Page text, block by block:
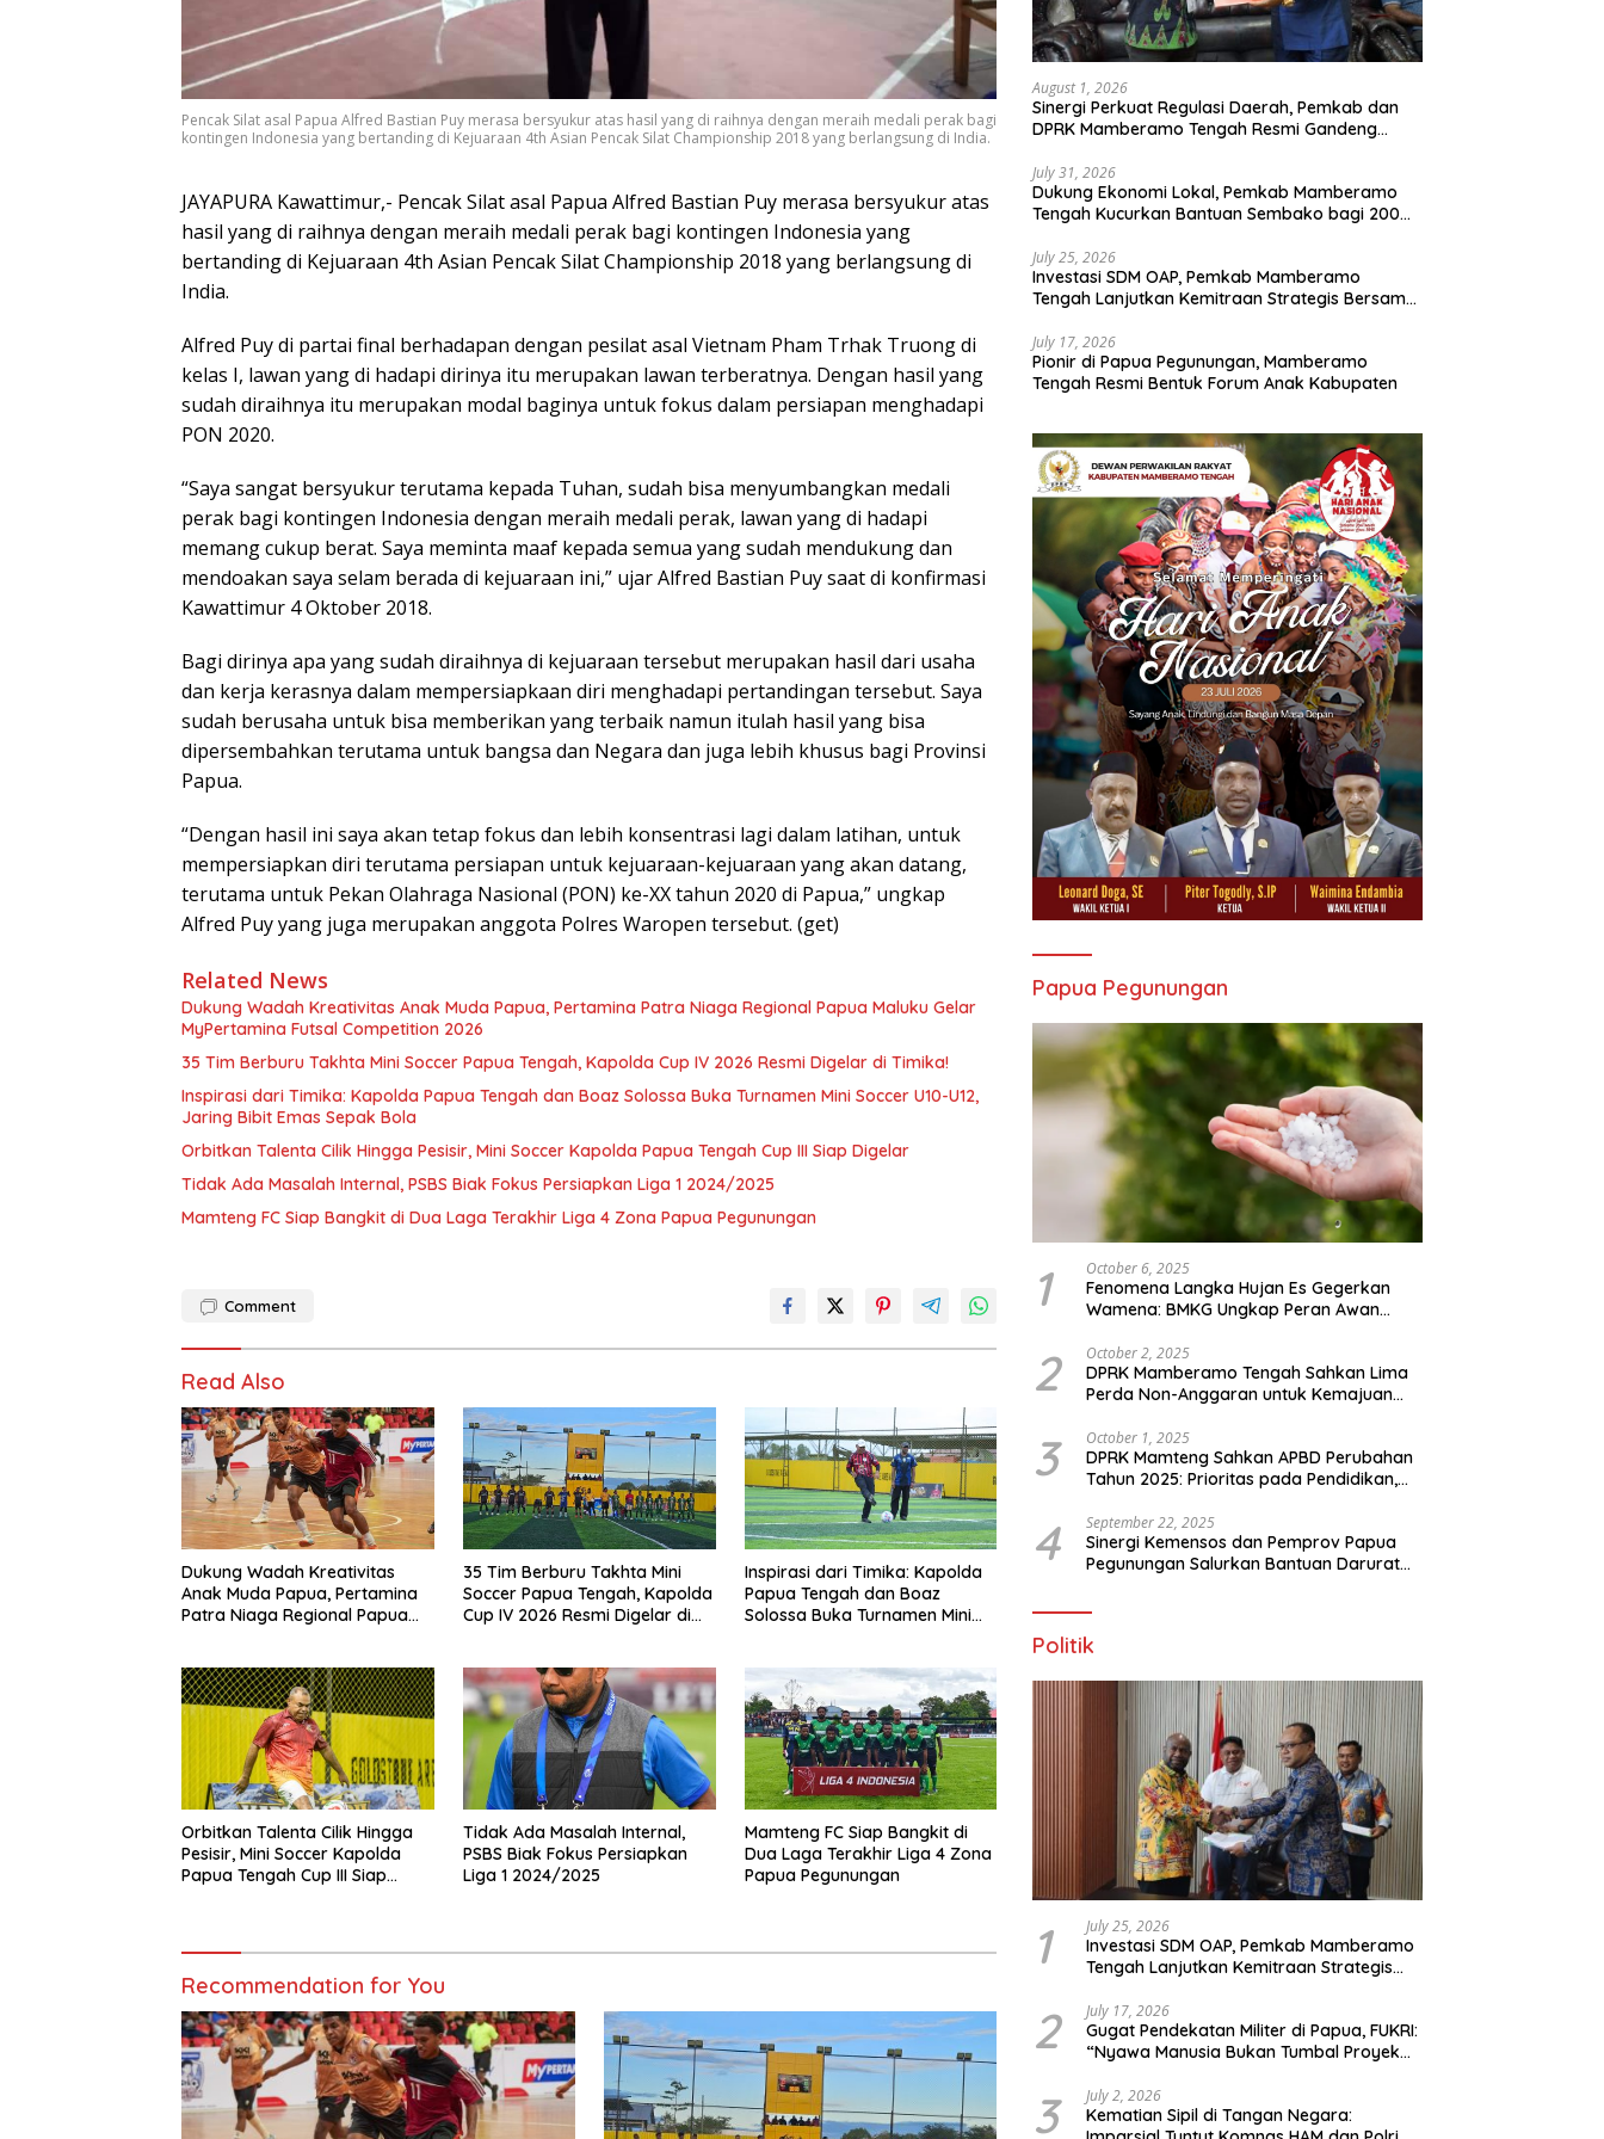
Pencak Silat asal Papua Alfred Bastian Puy merasa bersyukur atas hasil yang di raihnya dengan meraih medali perak bagi
kontingen Indonesia yang bertanding di Kejuaraan 4th Asian Pencak Silat Championship 2018 yang berlangsung di India.
JAYAPURA Kawattimur,- Pencak Silat asal Papua Alfred Bastian Puy merasa bersyukur atas
hasil yang di raihnya dengan meraih medali perak bagi kontingen Indonesia yang
bertanding di Kejuaraan 4th Asian Pencak Silat Championship 2018 yang berlangsung di
India.
Alfred Puy di partai final berhadapan dengan pesilat asal Vietnam Pham Trhak Truong di
kelas I, lawan yang di hadapi dirinya itu merupakan lawan terberatnya. Dengan hasil yang
sudah diraihnya itu merupakan modal baginya untuk fokus dalam persiapan menghadapi
PON 2020.
“Saya sangat bersyukur terutama kepada Tuhan, sudah bisa menyumbangkan medali
perak bagi kontingen Indonesia dengan meraih medali perak, lawan yang di hadapi
memang cukup berat. Saya meminta maaf kepada semua yang sudah mendukung dan
mendoakan saya selam berada di kejuaraan ini,” ujar Alfred Bastian Puy saat di konfirmasi
Kawattimur 4 Oktober 2018.
Bagi dirinya apa yang sudah diraihnya di kejuaraan tersebut merupakan hasil dari usaha
dan kerja kerasnya dalam mempersiapkaan diri menghadapi pertandingan tersebut. Saya
sudah berusaha untuk bisa memberikan yang terbaik namun itulah hasil yang bisa
dipersembahkan terutama untuk bangsa dan Negara dan juga lebih khusus bagi Provinsi
Papua.
“Dengan hasil ini saya akan tetap fokus dan lebih konsentrasi lagi dalam latihan, untuk
mempersiapkan diri terutama persiapan untuk kejuaraan-kejuaraan yang akan datang,
terutama untuk Pekan Olahraga Nasional (PON) ke-XX tahun 2020 di Papua,” ungkap
Alfred Puy yang juga merupakan anggota Polres Waropen tersebut. (get)
Related News
Dukung Wadah Kreativitas Anak Muda Papua, Pertamina Patra Niaga Regional Papua Maluku Gelar
MyPertamina Futsal Competition 2026
35 Tim Berburu Takhta Mini Soccer Papua Tengah, Kapolda Cup IV 2026 Resmi Digelar di Timika!
Inspirasi dari Timika: Kapolda Papua Tengah dan Boaz Solossa Buka Turnamen Mini Soccer U10-U12,
Jaring Bibit Emas Sepak Bola
Orbitkan Talenta Cilik Hingga Pesisir, Mini Soccer Kapolda Papua Tengah Cup III Siap Digelar
Tidak Ada Masalah Internal, PSBS Biak Fokus Persiapkan Liga 1 2024/2025
Mamteng FC Siap Bangkit di Dua Laga Terakhir Liga 4 Zona Papua Pegunungan
Comment
Read Also
Dukung Wadah Kreativitas
Anak Muda Papua, Pertamina
Patra Niaga Regional Papua
35 Tim Berburu Takhta Mini
Soccer Papua Tengah, Kapolda
Cup IV 2026 Resmi Digelar di
Inspirasi dari Timika: Kapolda
Papua Tengah dan Boaz
Solossa Buka Turnamen Mini
Orbitkan Talenta Cilik Hingga
Pesisir, Mini Soccer Kapolda
Papua Tengah Cup III Siap
Tidak Ada Masalah Internal,
PSBS Biak Fokus Persiapkan
Liga 1 2024/2025
Mamteng FC Siap Bangkit di
Dua Laga Terakhir Liga 4 Zona
Papua Pegunungan
Recommendation for You
August 1, 2026
Sinergi Perkuat Regulasi Daerah, Pemkab dan
DPRK Mamberamo Tengah Resmi Gandeng
July 31, 2026
Dukung Ekonomi Lokal, Pemkab Mamberamo
Tengah Kucurkan Bantuan Sembako bagi 200
July 25, 2026
Investasi SDM OAP, Pemkab Mamberamo
Tengah Lanjutkan Kemitraan Strategis Bersama
July 17, 2026
Pionir di Papua Pegunungan, Mamberamo
Tengah Resmi Bentuk Forum Anak Kabupaten
Papua Pegunungan
1 October 6, 2025
Fenomena Langka Hujan Es Gegerkan
Wamena: BMKG Ungkap Peran Awan
Ekstrem Peralihan Musim
2 October 2, 2025
DPRK Mamberamo Tengah Sahkan Lima
Perda Non-Anggaran untuk Kemajuan
3 October 1, 2025
DPRK Mamteng Sahkan APBD Perubahan
Tahun 2025: Prioritas pada Pendidikan,
4 September 22, 2025
Sinergi Kemensos dan Pemprov Papua
Pegunungan Salurkan Bantuan Darurat
Politik
1 July 25, 2026
Investasi SDM OAP, Pemkab Mamberamo
Tengah Lanjutkan Kemitraan Strategis
2 July 17, 2026
Gugat Pendekatan Militer di Papua, FUKRI:
“Nyawa Manusia Bukan Tumbal Proyek
3 July 2, 2026
Kematian Sipil di Tangan Negara: